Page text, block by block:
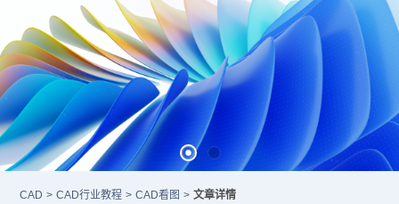
CAD > CAD行业教程 > CAD看图 > 文章详情